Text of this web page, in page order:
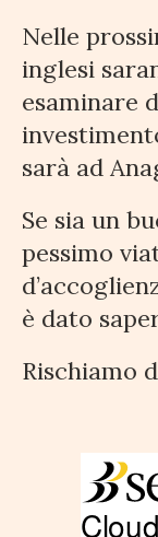
Nelle
inglesi
esaminare
sarà ad
Se sia un
pessimo
è dato
Rischiamo